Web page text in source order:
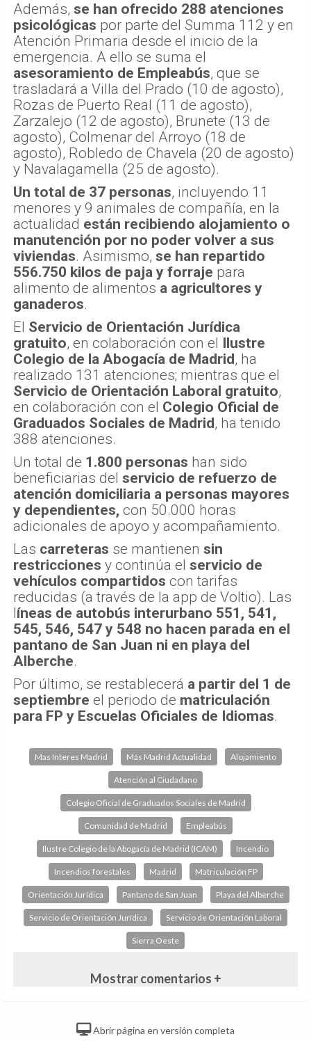
Además, se han ofrecido 288 atenciones
psicológicas por parte del Summa 112 y en
Atención Primaria desde el inicio de la
emergencia. A ello se suma el
asesoramiento de Empleabús, que se
trasladará a Villa del Prado (10 de agosto),
Rozas de Puerto Real (11 de agosto),
Zarzalejo (12 de agosto), Brunete (13 de
agosto), Colmenar del Arroyo (18 de
agosto), Robledo de Chavela (20 de agosto)
y Navalagamella (25 de agosto).
Un total de 37 personas, incluyendo 11
menores y 9 animales de compañía, en la
actualidad están recibiendo alojamiento o
manutención por no poder volver a sus
viviendas. Asimismo, se han repartido
556.750 kilos de paja y forraje para
alimento de alimentos a agricultores y
ganaderos.
El Servicio de Orientación Jurídica
gratuito, en colaboración con el Ilustre
Colegio de la Abogacía de Madrid, ha
realizado 131 atenciones; mientras que el
Servicio de Orientación Laboral gratuito,
en colaboración con el Colegio Oficial de
Graduados Sociales de Madrid, ha tenido
388 atenciones.
Un total de 1.800 personas han sido
beneficiarias del servicio de refuerzo de
atención domiciliaria a personas mayores
y dependientes, con 50.000 horas
adicionales de apoyo y acompañamiento.
Las carreteras se mantienen sin
restricciones y continúa el servicio de
vehículos compartidos con tarifas
reducidas (a través de la app de Voltio). Las
líneas de autobús interurbano 551, 541,
545, 546, 547 y 548 no hacen parada en el
pantano de San Juan ni en playa del
Alberche.
Por último, se restablecerá a partir del 1 de
septiembre el periodo de matriculación
para FP y Escuelas Oficiales de Idiomas.
Mas Interes Madrid Más Madrid Actualidad Alojamiento
Atención al Ciudadano
Colegio Oficial de Graduados Sociales de Madrid
Comunidad de Madrid Empleabús
Ilustre Colegio de la Abogacía de Madrid (ICAM) Incendio
Incendios forestales Madrid Matriculación FP
Orientación Jurídica Pantano de San Juan Playa del Alberche
Servicio de Orientación Jurídica Servicio de Orientación Laboral
Sierra Oeste
Mostrar comentarios +
Abrir página en versión completa